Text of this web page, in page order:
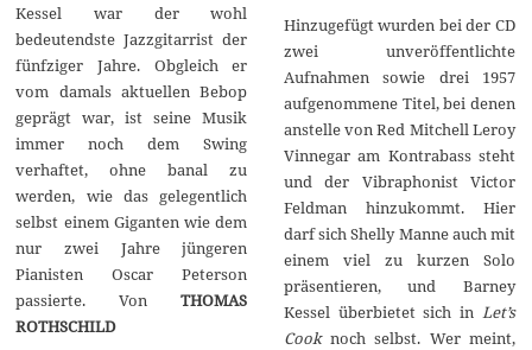
Kessel war der wohl
bedeutendste Jazzgitarrist der
fünfziger Jahre. Obgleich er
vom damals aktuellen Bebop
geprägt war, ist seine Musik
immer noch dem Swing
verhaftet, ohne banal zu
werden, wie das gelegentlich
selbst einem Giganten wie dem
nur zwei Jahre jüngeren
Pianisten Oscar Peterson
passierte. VonTHOMAS
ROTHSCHILD
Hinzugefügt wurden bei der CD
zwei unveröffentlichte
Aufnahmen sowie drei 1957
aufgenommene Titel, bei denen
anstelle von Red Mitchell Leroy
Vinnegar am Kontrabass steht
und der Vibraphonist Victor
Feldman hinzukommt. Hier
darf sich Shelly Manne auch mit
einem viel zu kurzen Solo
präsentieren, und Barney
Kessel überbietet sich in Let’s
Cook noch selbst. Wer meint,